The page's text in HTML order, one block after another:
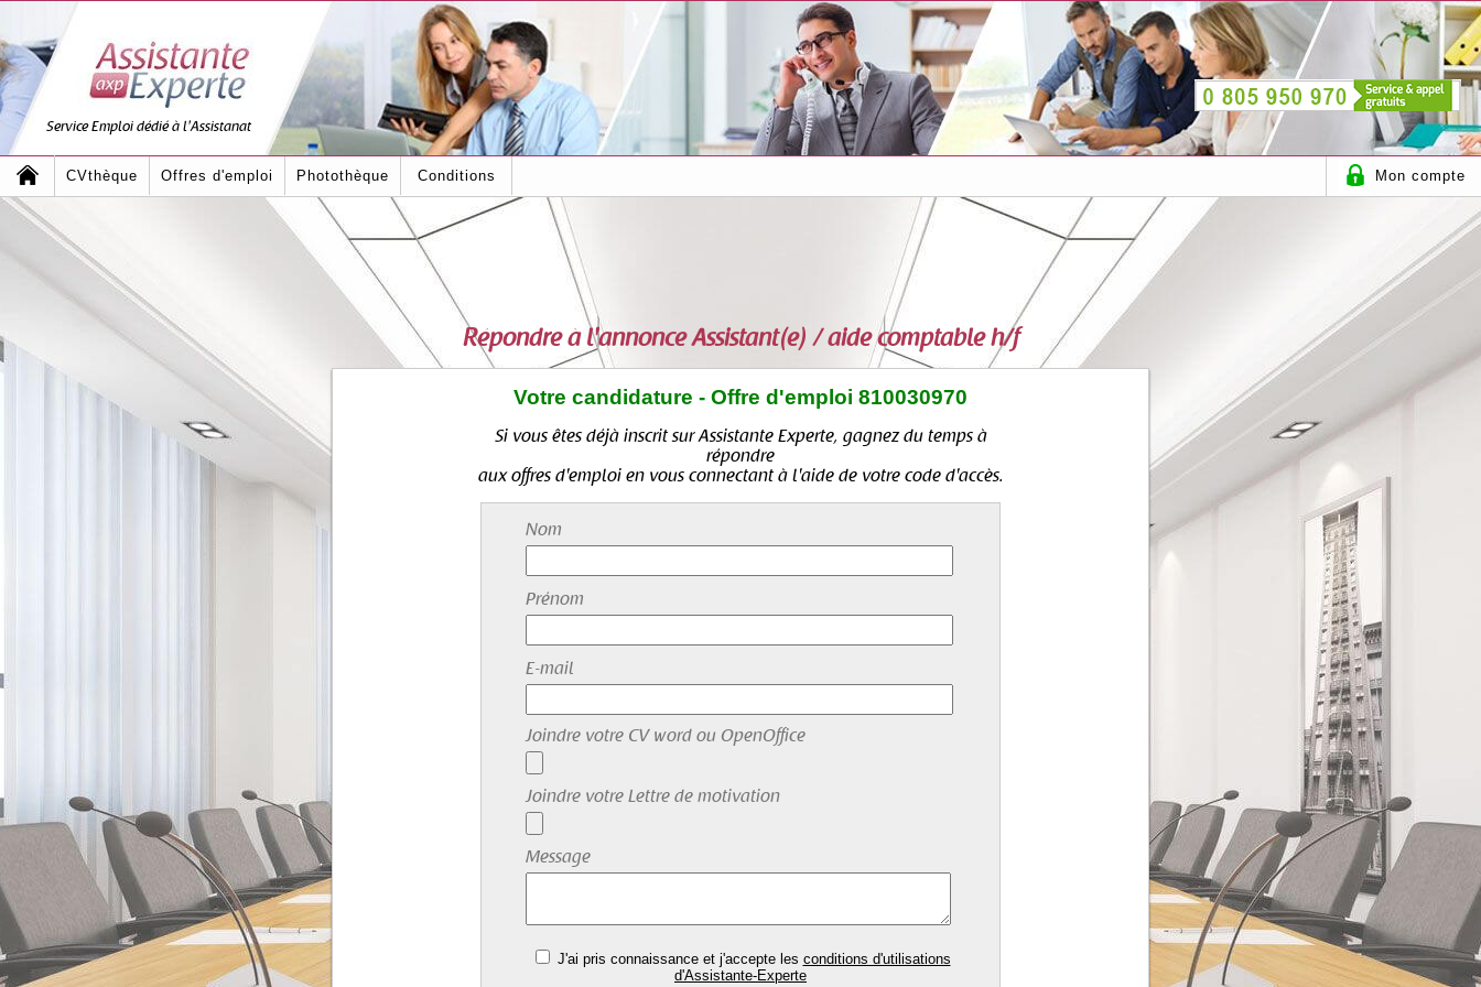
Service Emploi dédié à l'Assistanat
CVthèque Offres d'emploi Photothèque Conditions Mon compte
Répondre à l'annonceAssistant(e) / aide comptable h/f
Votre candidature - Offre d'emploi 810030970
Si vous êtes déjà inscrit sur Assistante Experte, gagnez du temps à
répondre
aux offres d'emploi en vous connectant à l'aide de votre code d'accès.
Nom
Prénom
E-mail
Joindre votre CV word ou OpenOffice
Joindre votre Lettre de motivation
Message
J'ai pris connaissance et j'accepte les conditions d'utilisations
d'Assistante-Experte